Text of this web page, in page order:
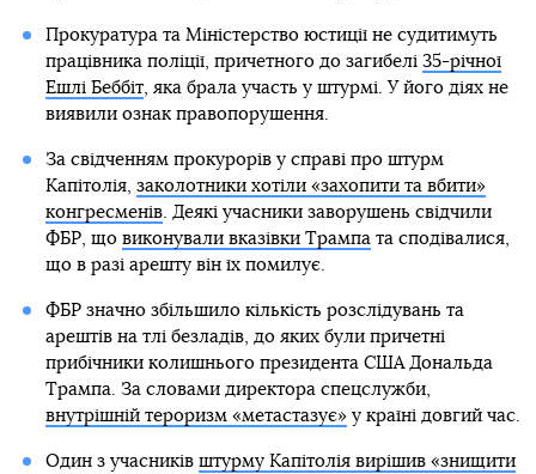
Прокуратура та Міністерство юстиції не судитимуть
працівника поліції, причетного до загибелі 35-річної
Ешлі Беббіт, яка брала участь у штурмі. У його діях не
виявили ознак правопорушення.
За свідченням прокурорів у справі про штурм
Капітолія, заколотники хотіли «захопити та вбити»
конгресменів. Деякі учасники заворушень свідчили
ФБР, що виконували вказівки Трампа та сподівалися,
що в разі арешту він їх помилує.
ФБР значно збільшило кількість розслідувань та
арештів на тлі безладів, до яких були причетні
прибічники колишнього президента США Дональда
Трампа. За словами директора спецслужби,
внутрішній тероризм «метастазує»у країні довгий час.
Один з учасників штурму Капітолія вирішив «знищити